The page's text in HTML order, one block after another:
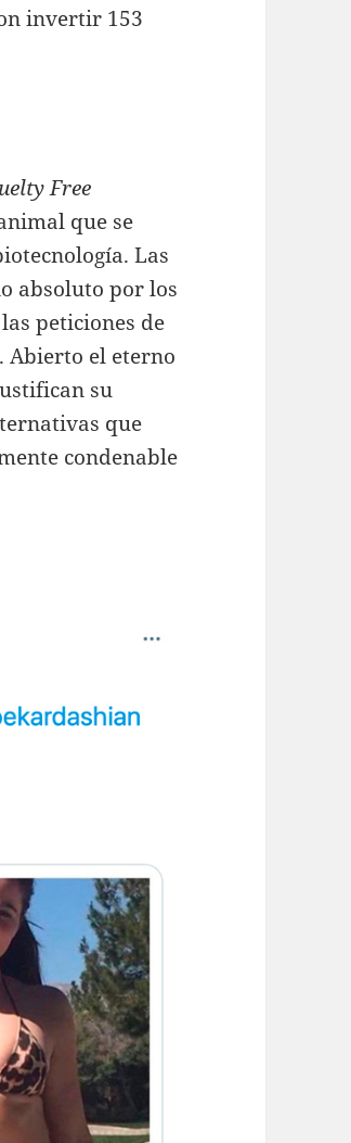
invertir 153
Free
que se
Las
absoluto por los
peticiones de
Abierto el eterno
su
que
condenable